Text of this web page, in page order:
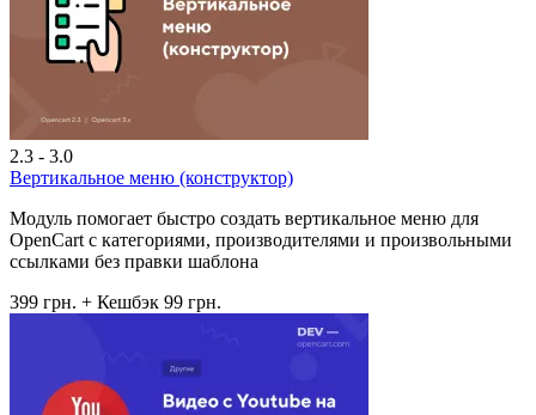
2.3 - 3.0
Вертикальное меню (конструктор)
Модуль помогает быстро создать вертикальное меню для
OpenCart с категориями, производителями и произвольными
ссылками без правки шаблона
399 грн. + Кешбэк 99 грн.